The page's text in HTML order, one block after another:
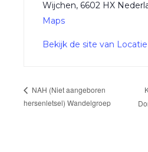
Wijchen, 6602 HX
Maps
Bekijk de site van Locatie
NAH (Niet aangeboren
hersenletsel) Wandelgroep